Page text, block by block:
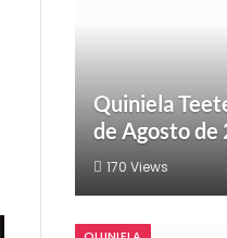
Quiniela
de Agosto de
170 Views